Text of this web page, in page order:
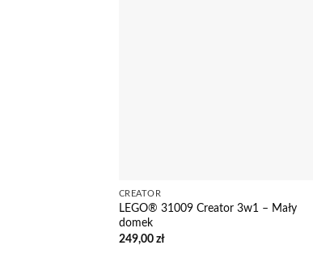
CREATOR
LEGO® 31009 Creator 3w1 – Mały
domek
249,00 zł